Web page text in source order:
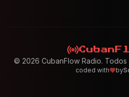
© 2026 CubanFlow Radio.
coded with by